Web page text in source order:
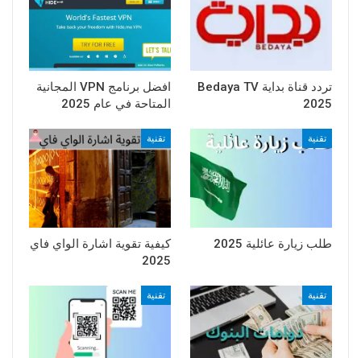
تردد قناة بداية Bedaya TV
2025
افضل برنامج VPN المجانية
المتاحة في عام 2025
تقنية
طلب زيارة عائلية 2025
تقنية
كيفية تقوية اشارة الواي فاي
2025
تقنية تقنية